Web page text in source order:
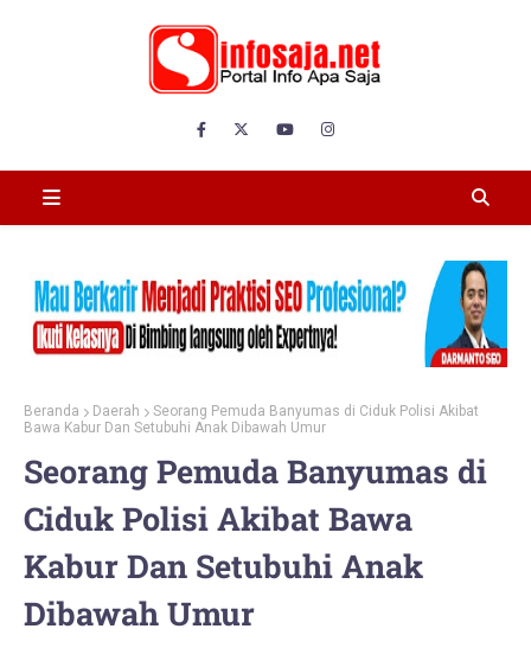
Beranda Daerah
Seorang Pemuda Banyumas di Ciduk Polisi Akibat
Bawa Kabur Dan Setubuhi Anak Dibawah Umur
Seorang Pemuda Banyumas di
Ciduk Polisi Akibat Bawa
Kabur Dan Setubuhi Anak
Dibawah Umur